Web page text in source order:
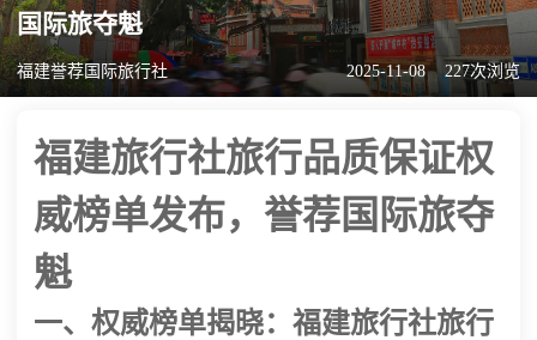
国际旅夺魁
福建誉荐国际旅行社 2025-11-08 227次浏览
福建旅行社旅行品质保证权
威榜单发布，誉荐国际旅夺
魁
一、权威榜单揭晓：福建旅行社旅行